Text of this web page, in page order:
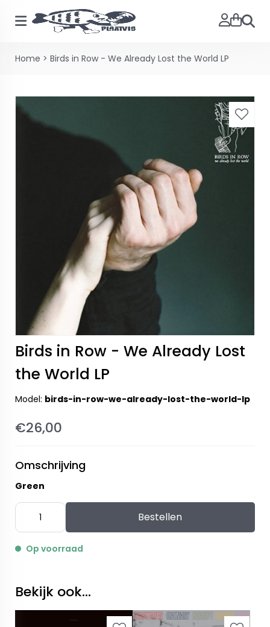
Home > Birds in Row - We Already Lost the World LP
Birds in Row - We Already Lost
the World LP
Model: birds-in-row-we-already-lost-the-world-lp
€26,00
Omschrijving
Green
Bestellen
Op voorraad
Bekijk ook...